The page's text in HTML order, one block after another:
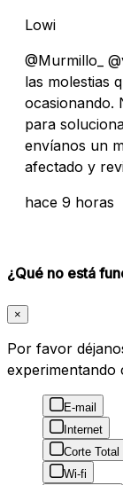
Lowi
@Murmillo_
las molestias
ocasionando.
para
envíanos un
afectado y
hace 9 horas
¿Qué no está
×
Por favor
experimentando
E-mail
Internet
Corte Total
Wi-fi